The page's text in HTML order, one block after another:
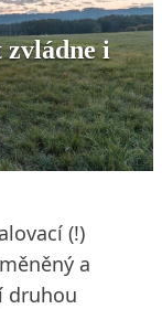
zvládne i
(!)
a
druhou